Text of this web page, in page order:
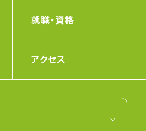
就職・資格
アクセス